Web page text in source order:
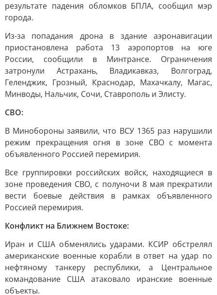
результате падения обломков БПЛА, сообщил мэр
города.
Из-за попадания дрона в здание аэронавигации
приостановлена работа 13 аэропортов на юге
России, сообщили в Минтрансе. Ограничения
затронули Астрахань, Владикавказ, Волгоград,
Геленджик, Грозный, Краснодар, Махачкалу, Магас,
Минводы, Нальчик, Сочи, Ставрополь и Элисту.
СВО:
В Минобороны заявили, что ВСУ 1365 раз нарушили
режим прекращения огня в зоне СВО с момента
объявленного Россией перемирия.
Все группировки российских войск, находящиеся в
зоне проведения СВО, с полуночи 8 мая прекратили
вести боевые действия в рамках объявленного
Россией перемирия.
Конфликт на Ближнем Востоке:
Иран и США обменялись ударами. КСИР обстрелял
американские военные корабли в ответ на удар по
нефтяному танкеру республики, а Центральное
командование США атаковало иранские военные
объекты.